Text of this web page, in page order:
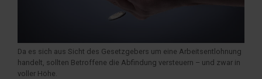
Da es sich aus Sicht des Gesetzgebers um eine Arbeitsentlohnung
handelt, sollten Betroffene die Abfindung versteuern – und zwar in
voller Höhe.